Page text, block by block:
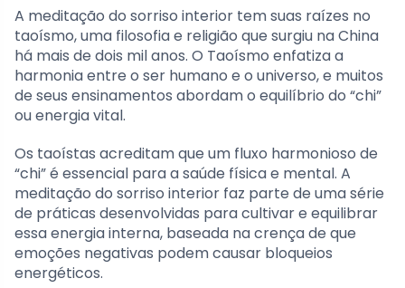
A meditação do sorriso interior tem suas raízes no
taoísmo, uma filosofia e religião que surgiu na China
há mais de dois mil anos. O Taoísmo enfatiza a
harmonia entre o ser humano e o universo, e muitos
de seus ensinamentos abordam o equilíbrio do “chi”
ou energia vital.
Os taoístas acreditam que um fluxo harmonioso de
“chi” é essencial para a saúde física e mental. A
meditação do sorriso interior faz parte de uma série
de práticas desenvolvidas para cultivar e equilibrar
essa energia interna, baseada na crença de que
emoções negativas podem causar bloqueios
energéticos.